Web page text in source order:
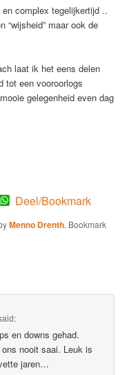
complex tegelijkertijd ..
“wijsheid” maar ook de
laat ik het eens delen
tot een vooroorlogs
gelegenheid even dag
WhatsApp
Deel/Bookmark
Menno Drenth. Bookmark
en downs gehad.
nooit saai. Leuk is
jaren…